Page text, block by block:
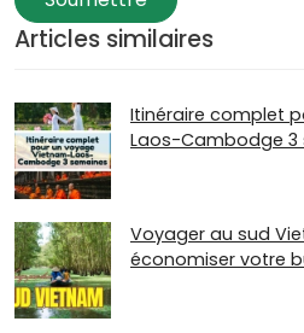
Articles similaires
Itinéraire complet
Laos-Cambodge 3
Voyager au sud
économiser votre